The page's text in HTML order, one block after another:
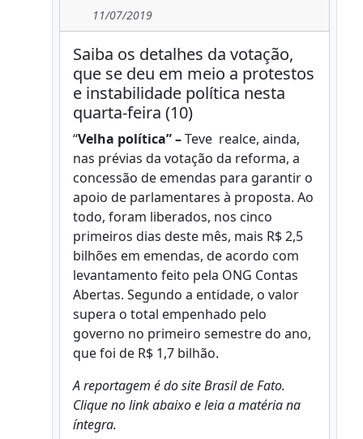
11/07/2019
Saiba os detalhes da votação,
que se deu em meio a protestos
e instabilidade política nesta
quarta-feira (10)
“Velha política” –Teve realce, ainda,
nas prévias da votação da reforma, a
concessão de emendas para garantir o
apoio de parlamentares à proposta. Ao
todo, foram liberados, nos cinco
primeiros dias deste mês, mais R$ 2,5
bilhões em emendas, de acordo com
levantamento feito pela ONG Contas
Abertas. Segundo a entidade, o valor
supera o total empenhado pelo
governo no primeiro semestre do ano,
que foi de R$ 1,7 bilhão.
Areportagem é do site Brasil de Fato.
Clique no link abaixo e leia a matéria na
íntegra.